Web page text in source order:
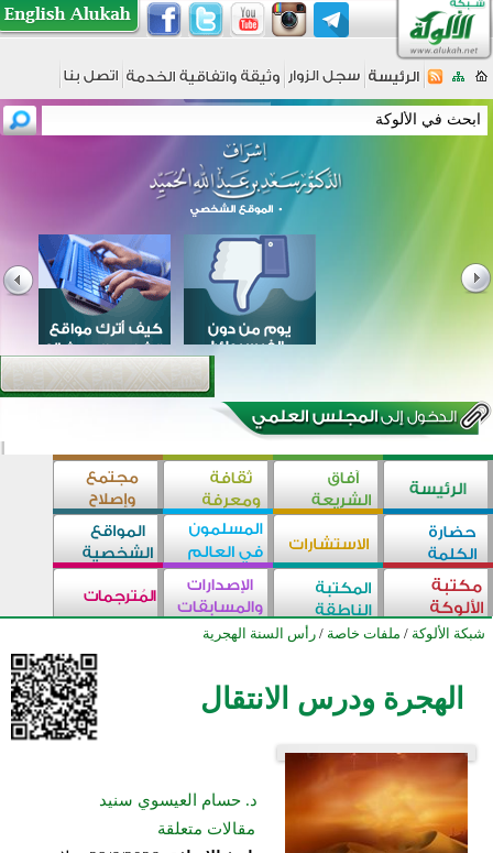
شبكة الألوكة / ملفات خاصة / رأس السنة الهجرية
الهجرة ودرس الانتقال
د. حسام العيسوي سنيد
مقالات متعلقة